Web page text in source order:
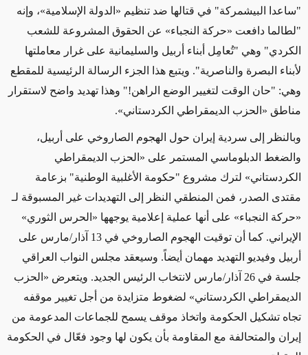
"ساعدا البيشمركة" في قتالها ضد تنظيم « الدولة الإسلامية»، وإنه
"لطالما دافعت «حركة النجباء» عن الحقوق المشروعة للشعب
الكردي" وهي "تُعامِل أبناء أربيل والسليمانية على غرار معاملتها
لأبناء البصرة والناصرية". ويتبع هذا الجزء الرسالة الرئيسية للمقطع
وهي: "حان الوقت لتغيير الوضع الراهن!" وهذا تهديد واضح لاستقرار
مناطق «الحزب الديمقراطي الكردستاني».
وبالنظر
إلى سردية إيران حول الهجوم الصاروخي على أربيل،
والضغط الدبلوماسي المستمر على «الحزب الديمقراطي
الكردستاني» لترك مشروع "حكومة الأغلبية الوطنية" بزعامة
مقتدى الصدر، فمن المنطقي النظر إلى التهديدات غير المسبوقة لـ
«حركة النجباء» على أنها عملية إعلامية يوجهها « الحرس الثوري»
الإيراني
. كما أن توقيت الهجوم الصاروخي في 13 آذار/مارس على
أربيل وفيديو التهديد مهمان أيضاً. وسيعقد مجلس النواب العراقي
جلسة في 26 آذار/مارس لانتخاب
الرئيس الجديد. ويتعرض «الحزب
الديمقراطي الكردستاني» لضغوط متزايدة من أجل تغيير موقفه
تجاه تشكيل الحكومة واتخاذ موقف يسمح للجماعات المدعومة من
إيران والمتحالفة مع المقاومة بأن يكون لها وجود فعّال في الحكومة